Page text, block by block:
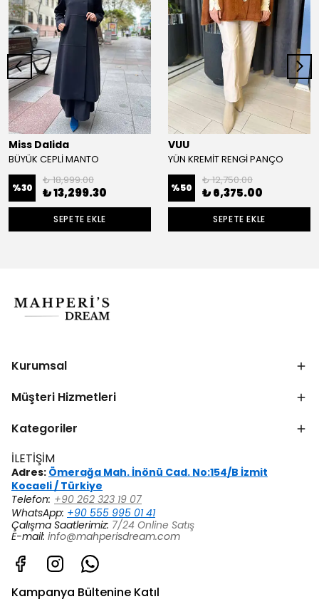
Miss Dalida
BÜYÜK CEPLİ MANTO
%30
₺ 18,999.00
₺ 13,299.30
SEPETE EKLE
VUU
YÜN KREMİT RENGİ PANÇO
%50
₺ 12,750.00
₺ 6,375.00
SEPETE EKLE
Kurumsal
Müşteri Hizmetleri
Kategoriler
İLETİŞİM
Adres: Ömerağa Mah. İnönü Cad. No:154/B İzmit
Kocaeli / Türkiye
Telefon: +90 262 323 19 07
WhatsApp: +90 555 995 01 41
Çalışma Saatlerimiz: 7/24 Online Satış
E-mail: info@mahperisdream.com
Kampanya Bültenine Katıl